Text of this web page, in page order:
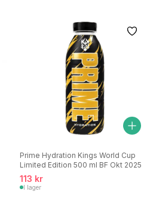
Prime Hydration Kings World Cup
Limited Edition 500 ml BF Okt 2025
113 kr
I lager